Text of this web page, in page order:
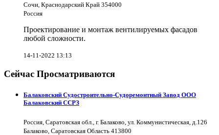
Сочи, Краснодарский Край 354000
Россия
Проектирование и монтаж вентилируемых фасадов
любой сложности.
14-11-2022 13:13
Сейчас Просматриваются
Балаковский Судостроительно-Судоремонтный Завод ООО
Балаковский ССРЗ
Россия, Саратовская обл., г. Балаково, ул. Коммунистическая, д.126
Балаково, Саратовская Область 413800